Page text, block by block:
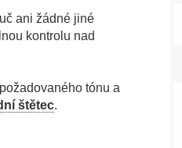
ani žádné jiné
kontrolu nad
tónu a
štětec.